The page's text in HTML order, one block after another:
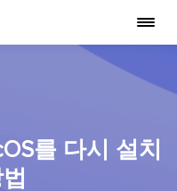
를 다시 설치